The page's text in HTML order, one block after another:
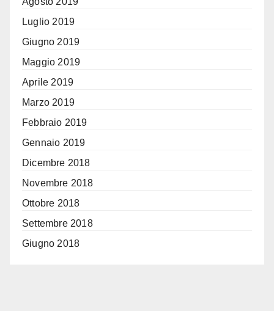
Luglio 2019
Giugno 2019
Maggio 2019
Aprile 2019
Marzo 2019
Febbraio 2019
Gennaio 2019
Dicembre 2018
Novembre 2018
Ottobre 2018
Settembre 2018
Giugno 2018